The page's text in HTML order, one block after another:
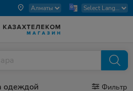
одеждой Фильтр